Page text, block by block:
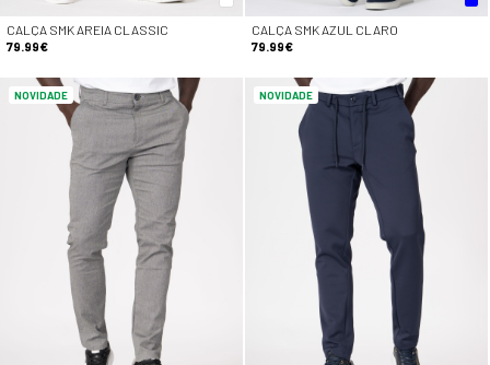
CALÇA SMK AREIA CLASSIC
79.99€
CALÇA SMK AZUL CLARO
79.99€
NOVIDADE NOVIDADE